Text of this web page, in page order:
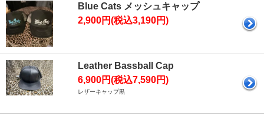
Blue Cats メッシュキャップ
2,900円(税込3,190円)
Leather Bassball Cap
6,900円(税込7,590円)
レザーキャップ黒